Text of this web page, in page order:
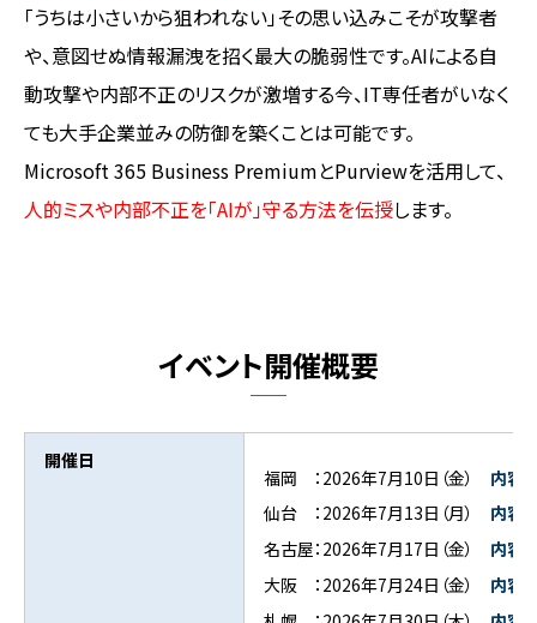
「うちは小さいから狙われない」――その思い込みこそが攻撃者
や、意図せぬ情報漏洩を招く最大の脆弱性です。AIによる自
動攻撃や内部不正のリスクが激増する今、IT専任者がいなく
ても大手企業並みの防御を築くことは可能です。
Microsoft 365 Business PremiumとPurviewを活用して、
人的ミスや内部不正を「AIが」守る方法を伝授します。
イベント開催概要
開催日
福岡 ：2026年7月10日（金）
内容
仙台 ：2026年7月13日（月）
内容
名古屋：2026年7月17日（金）
内容
大阪 ：2026年7月24日（金）
内容